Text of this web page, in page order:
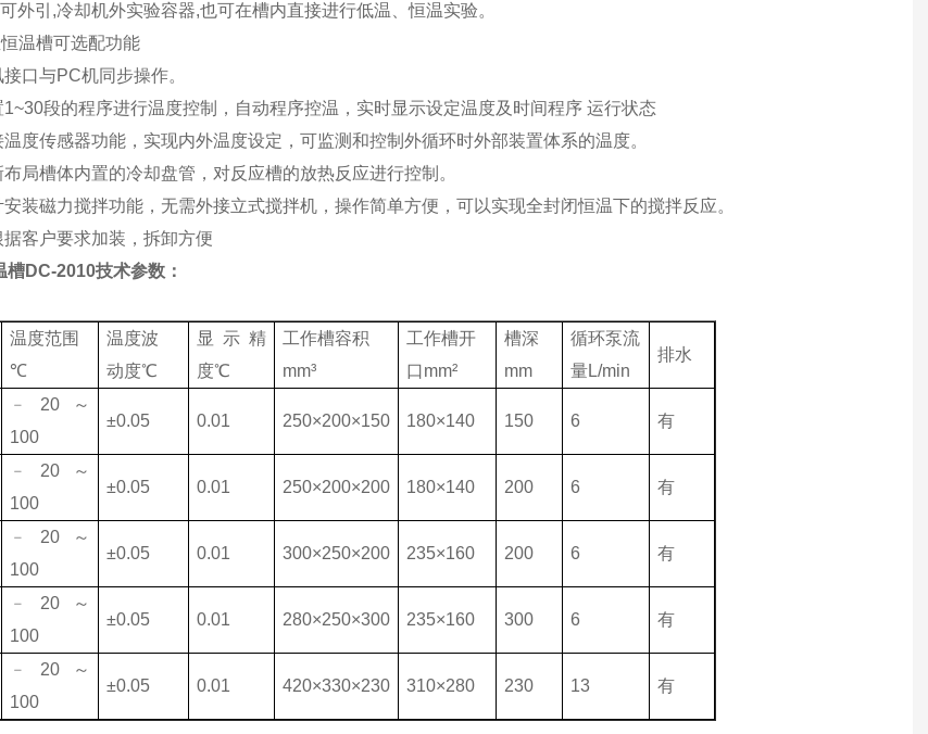
外引,冷却机外实验容器,也可在槽内直接进行低温、恒温实验。
温槽可选配功能
口与PC机同步操作。
1~30段的程序进行温度控制，自动程序控温，实时显示设定温度及时间程序 运行状态
度传感器功能，实现内外温度设定，可监测和控制外循环时外部装置体系的温度。
局槽体内置的冷却盘管，对反应槽的放热反应进行控制。
装磁力搅拌功能，无需外接立式搅拌机，操作简单方便，可以实现全封闭恒温下的搅拌反应。
客户要求加装，拆卸方便
槽DC-2010技术参数：
温度范围
℃
温度波
动度℃
显示精
度℃
工作槽容积
mm³
工作槽开
口mm²
槽深
mm
循环泵流
量L/min
排水
﹣20～
100
±0.05 0.01 250×200×150 180×140 150 6 有
﹣20～
100
±0.05 0.01 250×200×200 180×140 200 6 有
﹣20～
100
±0.05 0.01 300×250×200 235×160 200 6 有
﹣20～
100
±0.05 0.01 280×250×300 235×160 300 6 有
﹣20～
100
±0.05 0.01 420×330×230 310×280 230 13 有